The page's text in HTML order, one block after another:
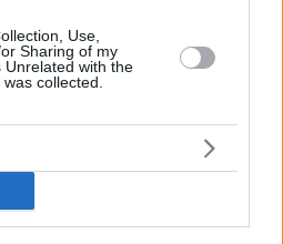
Use,
Sharing of my
Unrelated with the
collected.
street food του Florentin Le